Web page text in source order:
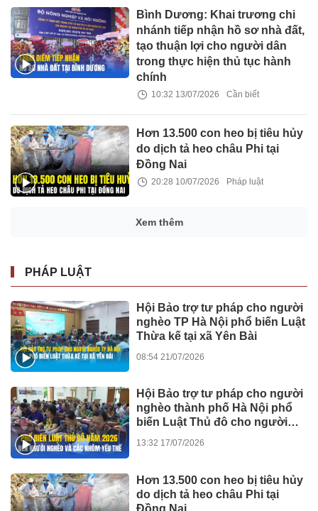
Bình Dương: Khai trương chi
nhánh tiếp nhận hồ sơ nhà đất,
tạo thuận lợi cho người dân
trong thực hiện thủ tục hành
chính
10:32 13/07/2026 Cần biết
Hơn 13.500 con heo bị tiêu hủy
do dịch tả heo châu Phi tại
Đồng Nai
20:28 10/07/2026 Pháp luật
Xem thêm
PHÁP LUẬT
Hội Bảo trợ tư pháp cho người
nghèo TP Hà Nội phổ biến Luật
Thừa kế tại xã Yên Bài
08:54 21/07/2026
Hội Bảo trợ tư pháp cho người
nghèo thành phố Hà Nội phổ
biến Luật Thủ đô cho người
13:32 17/07/2026
Hơn 13.500 con heo bị tiêu hủy
do dịch tả heo châu Phi tại
Đồng Nai